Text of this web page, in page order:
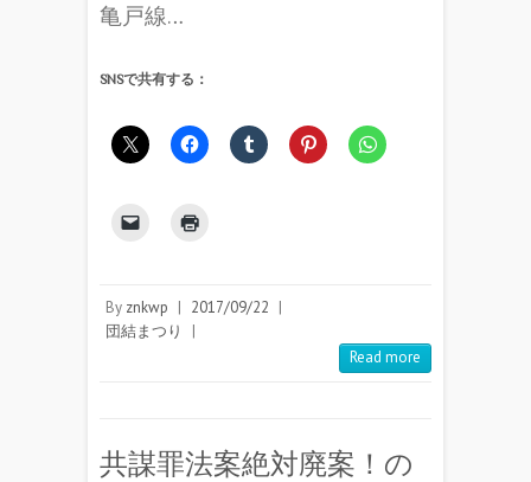
亀戸線…
SNSで共有する：
By znkwp | 2017/09/22 |
団結まつり
|
Read more
共謀罪法案絶対廃案！の